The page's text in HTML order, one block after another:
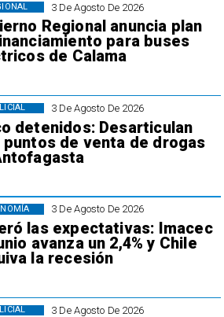
3 De Agosto De 2026
Regional anuncia plan
para buses
de Calama
3 De Agosto De 2026
detenidos: Desarticulan
de venta de drogas
3 De Agosto De 2026
las expectativas: Imacec
avanza un 2,4% y Chile
la recesión
3 De Agosto De 2026